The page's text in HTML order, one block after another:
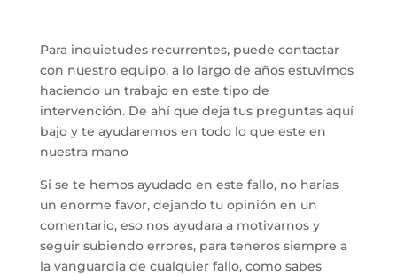
Para inquietudes recurrentes, puede contactar
con nuestro equipo, a lo largo de años estuvimos
haciendo un trabajo en este tipo de
intervención. De ahí que deja tus preguntas aquí
bajo y te ayudaremos en todo lo que este en
nuestra mano
Si se te hemos ayudado en este fallo, no harías
un enorme favor, dejando tu opinión en un
comentario, eso nos ayudara a motivarnos y
seguir subiendo errores, para teneros siempre a
la vanguardia de cualquier fallo, como sabes